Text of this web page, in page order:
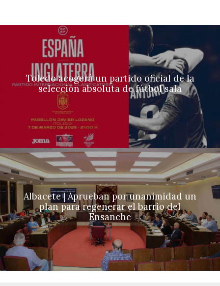
Toledo acogerá un partido oficial de la
selección absoluta de fútbol sala
Albacete | Aprueban por unanimidad un
plan para regenerar el barrio del
Ensanche